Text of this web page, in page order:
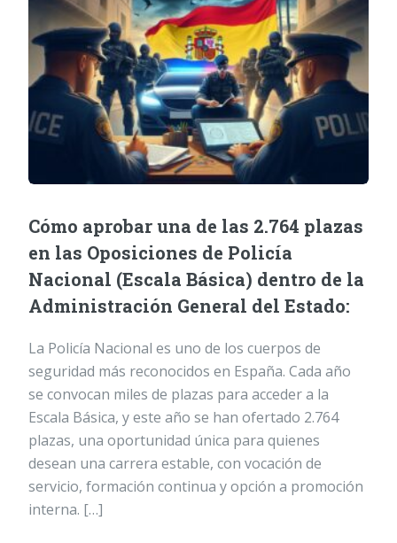
Cómo aprobar una de las 2.764 plazas
en las Oposiciones de Policía
Nacional (Escala Básica) dentro de la
Administración General del Estado:
La Policía Nacional es uno de los cuerpos de
seguridad más reconocidos en España. Cada año
se convocan miles de plazas para acceder a la
Escala Básica, y este año se han ofertado 2.764
plazas, una oportunidad única para quienes
desean una carrera estable, con vocación de
servicio, formación continua y opción a promoción
interna. […]